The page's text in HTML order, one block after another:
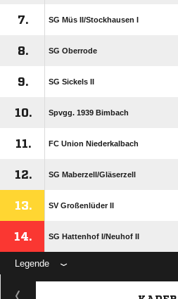
7. SG Müs II/​Stockhausen I
8. SG Oberrode
9. SG Sickels II
10. Spvgg. 1939 Bimbach
11. FC Union Niederkalbach
12. SG Maberzell/​Gläserzell
13. SV Großenlüder II
14. SG Hattenhof I/​Neuhof II
Legende